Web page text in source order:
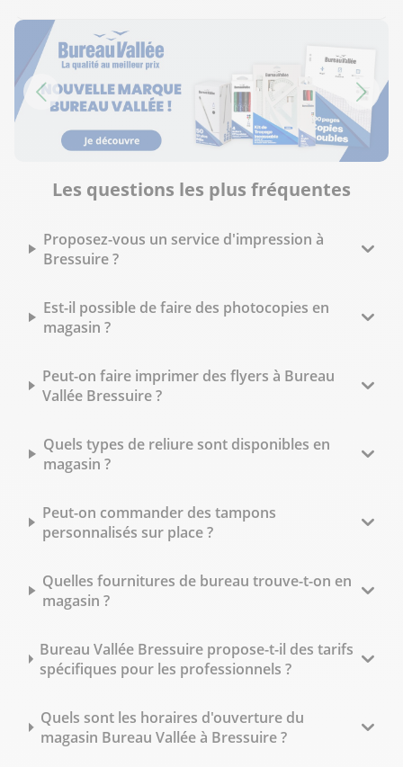
Les questions les plus fréquentes
Proposez-vous un service d'impression à
Bressuire ?
Est-il possible de faire des photocopies en
magasin ?
Peut-on faire imprimer des flyers à Bureau
Vallée Bressuire ?
Quels types de reliure sont disponibles en
magasin ?
Peut-on commander des tampons
personnalisés sur place ?
Quelles fournitures de bureau trouve-t-on en
magasin ?
Bureau Vallée Bressuire propose-t-il des tarifs
spécifiques pour les professionnels ?
Quels sont les horaires d'ouverture du
magasin Bureau Vallée à Bressuire ?